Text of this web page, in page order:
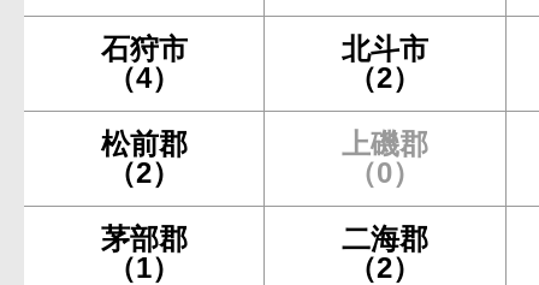
石狩市
（4）
北斗市
（2）
松前郡
（2）
上磯郡
（0）
茅部郡
（1）
二海郡
（2）